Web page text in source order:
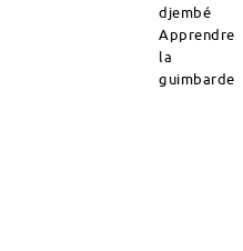
djembé
Apprendre
la
guimbarde